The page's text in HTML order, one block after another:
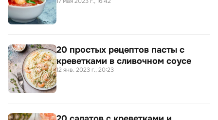
20 простых рецептов пасты с
креветками в сливочном соусе
12 янв. 2023 г., 20:23